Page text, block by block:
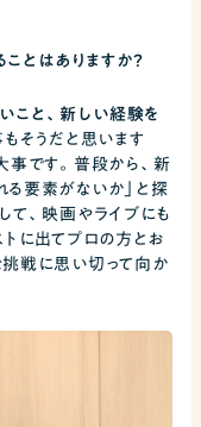
とはありますか？
こと、新しい経験を
そうだと思います
事です。普段から、新
要素がないか」と探
て、映画やライブにも
トに出てプロの方とお
戦に思い切って向か